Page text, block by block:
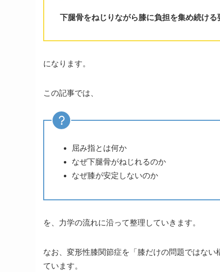
下腿骨をねじりながら膝に負担を集め続ける
になります。
この記事では、
屈み指とは何か
なぜ下腿骨がねじれるのか
なぜ膝が安定しないのか
を、力学の流れに沿って整理していきます。
なお、変形性膝関節症を「膝だけの問題ではな
ています。